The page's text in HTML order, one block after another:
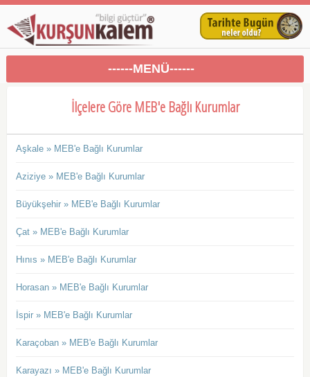
------MENÜ------
İlçelere Göre MEB'e Bağlı Kurumlar
Aşkale » MEB'e Bağlı Kurumlar
Aziziye » MEB'e Bağlı Kurumlar
Büyükşehir » MEB'e Bağlı Kurumlar
Çat » MEB'e Bağlı Kurumlar
Hınıs » MEB'e Bağlı Kurumlar
Horasan » MEB'e Bağlı Kurumlar
İspir » MEB'e Bağlı Kurumlar
Karaçoban » MEB'e Bağlı Kurumlar
Karayazı » MEB'e Bağlı Kurumlar